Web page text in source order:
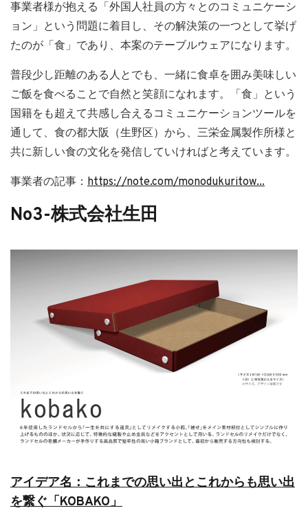
事業者様が抱える「外国人社員の方々とのコミュニケーシ
ョン」という問題に着目し、その解決策の一つとして挙げ
たのが「食」であり、本案のテーブルウェアになります。
普段少し距離のある人とでも、一緒に食卓を囲み美味しい
ご飯を食べることで自然と笑顔になれます。「食」という
国籍をも超えて共感し合えるコミュニケーションツールを
通して、食の都大阪（生野区）から、三栄金属製作所様と
共に新しい食の文化を発信していければと考えています。
事業者の記事： https://note.com/monodukuritow...
No3-株式会社生田
アイデア名：これまでの思い出とこれからも思い出
を繋ぐ「KOBAKO」